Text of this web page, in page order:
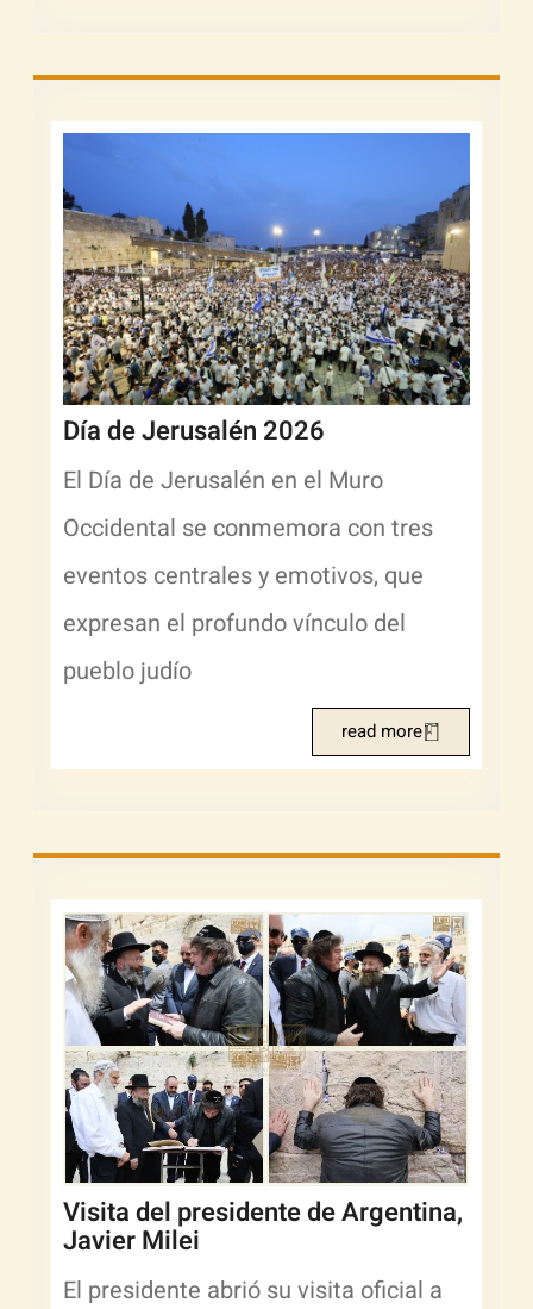
Día de Jerusalén 2026
El Día de Jerusalén en el Muro
Occidental se conmemora con tres
eventos centrales y emotivos, que
expresan el profundo vínculo del
pueblo judío
read more
Visita del presidente de Argentina,
Javier Milei
El presidente abrió su visita oficial a